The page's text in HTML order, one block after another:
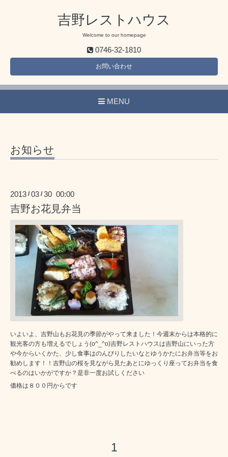
吉野レストハウス
Welcome to our homepage
0746-32-1810
お問い合わせ
MENU
お知らせ
2013 /03 /30 00:00
吉野お花見弁当
いよいよ、吉野山もお花見の季節がやって来ました！今週末からは本格的に
観光客の方も増えるでしょう(o^_^o)吉野レストハウスは吉野山にいった方
や今からいくかた、少し食事はのんびりしたいなとゆうかたにお弁当等をお
勧めします！！吉野山の桜を見ながら見たあとにゆっくり座ってお弁当を食
べるのはいかがですか？是非一度お試しください
価格は８００円からです
1